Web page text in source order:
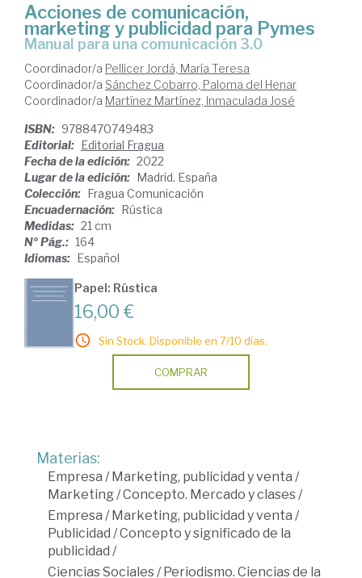
Acciones de comunicación,
marketing y publicidad para Pymes
manual para una comunicación 3.0
Coordinador/a Pellicer Jordá, María Teresa
Coordinador/a Sánchez Cobarro, Paloma del Henar
Coordinador/a Martínez Martínez, Inmaculada José
ISBN: 9788470749483
Editorial: Editorial Fragua
Fecha de la edición: 2022
Lugar de la edición: Madrid. España
Colección: Fragua Comunicación
Encuadernación: Rústica
Medidas: 21 cm
Nº Pág.: 164
Idiomas: Español
Papel: Rústica
16,00 €
Sin Stock. Disponible en 7/10 días.
COMPRAR
Materias:
Empresa /Marketing, publicidad y venta /
Marketing/Concepto. Mercado y clases/
Empresa /Marketing, publicidad y venta /
Publicidad /Concepto y significado de la
publicidad /
Ciencias Sociales/Periodismo. Ciencias de la